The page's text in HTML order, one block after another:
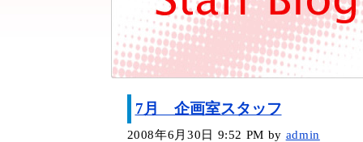
7月 企画室スタッフ
2008年6月30日 9:52 PM by admin